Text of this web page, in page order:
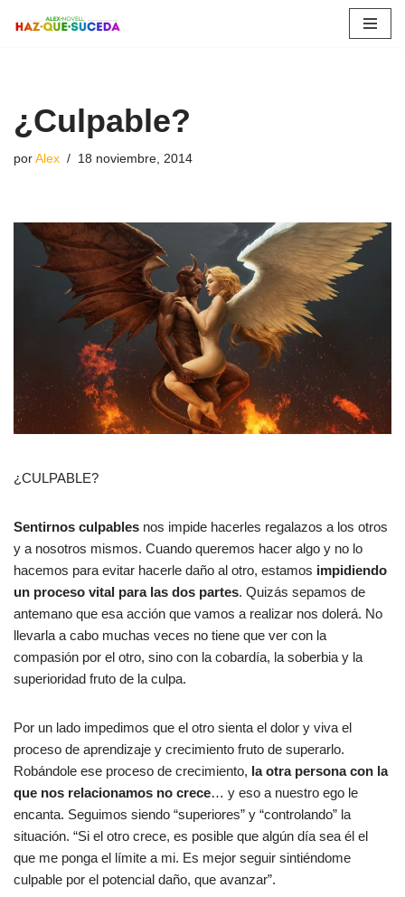
¿Culpable?
por Alex 18 noviembre, 2014
¿CULPABLE?
Sentirnos culpables nos impide hacerles regalazos a los otros
y a nosotros mismos. Cuando queremos hacer algo y no lo
hacemos para evitar hacerle daño al otro, estamos impidiendo
un proceso vital para las dos partes. Quizás sepamos de
antemano que esa acción que vamos a realizar nos dolerá. No
llevarla a cabo muchas veces no tiene que ver con la
compasión por el otro, sino con la cobardía, la soberbia y la
superioridad fruto de la culpa.
Por un lado impedimos que el otro sienta el dolor y viva el
proceso de aprendizaje y crecimiento fruto de superarlo.
Robándole ese proceso de crecimiento, la otra persona con la
que nos relacionamos no crece… y eso a nuestro ego le
encanta. Seguimos siendo “superiores” y “controlando” la
situación. “Si el otro crece, es posible que algún día sea él el
que me ponga el límite a mi. Es mejor seguir sintiéndome
culpable por el potencial daño, que avanzar”.